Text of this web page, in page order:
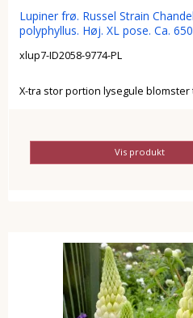
Lupiner frø. Russel Strain
polyphyllus. Høj. XL pose. Ca.
xlup7-ID2058-9774-PL
X-tra stor portion lysegule blomster
Vis produkt